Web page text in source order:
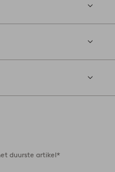
duurste artikel*